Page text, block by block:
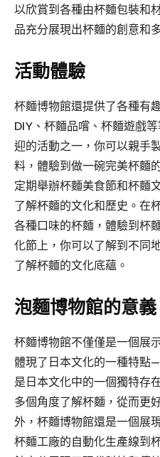
以欣賞到各種由杯麵包裝和
品充分展現出杯麵的創意和
活動體驗
杯麵博物館還提供了各種有
DIY、杯麵品嚐、杯麵遊戲
迎的活動之一，你可以親手
料，體驗到做一碗完美杯麵
定期舉辦杯麵美食節和杯麵
了解杯麵的文化和歷史。在
各種口味的杯麵，體驗到杯
化節上，你可以了解到不同
了解杯麵的文化底蘊。
泡麵博物館的意義
杯麵博物館不僅僅是一個展
體現了日本文化的一種特
是日本文化中的一個獨特存
多個角度了解杯麵，從而更
外，杯麵博物館還是一個展
杯麵工廠的自動化生產線到